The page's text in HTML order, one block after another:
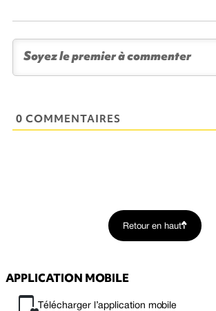
0 COMMENTAIRES
Retour en haut
APPLICATION MOBILE
Télécharger l’application mobile